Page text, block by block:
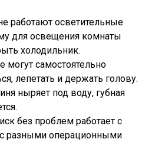
работают осветительные
для освещения комнаты
холодильник.
самостоятельно
лепетать и держать голову.
ныряет под воду, губная
без проблем работает с
разными операционными